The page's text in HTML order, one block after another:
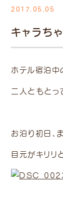
2017.05.05
キャラち
ホテル宿泊中
二人ともとっ
お泊り初日、
目元がキリリ